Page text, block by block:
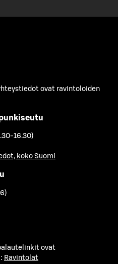
ovat ravintoloiden
16.30)
koko Suomi
ovat
Ravintolat